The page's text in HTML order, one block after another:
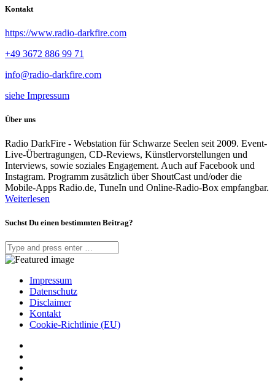
Kontakt
https://www.radio-darkfire.com
+49 3672 886 99 71
info@radio-darkfire.com
siehe Impressum
Über uns
Radio DarkFire - Webstation für Schwarze Seelen seit 2009. Event-
Live-Übertragungen, CD-Reviews, Künstlervorstellungen und
Interviews, sowie soziales Engagement. Auch auf Facebook und
Instagram. Programm zusätzlich über ShoutCast und/oder die
Mobile-Apps Radio.de, TuneIn und Online-Radio-Box empfangbar.
Weiterlesen
Suchst Du einen bestimmten Beitrag?
Impressum
Datenschutz
Disclaimer
Kontakt
Cookie-Richtlinie (EU)